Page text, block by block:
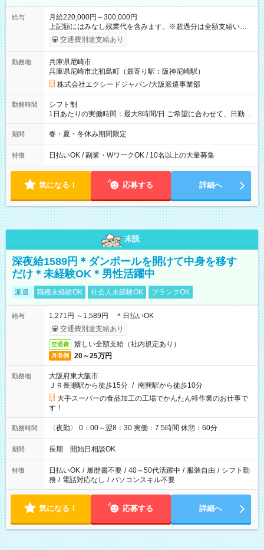
給与
月給220,000円～300,000円
上記額にはみなし残業代を含みます。※超過分は全額支給いたし
ます。 みなし残業代 15,875円 以上／月 みなし残業時間 10時間
／月 【 各種手当 】 ■交通費支給（全額支給） 【 試用期間 】
【試用期間】試用期間あり 試用期間の長さ：2ヶ月 雇用形態、
給与は本採用時と同じです。 ※スムーズな選考のため、お電話
番号のご入力は必須となっております。未記入の場合は応募が
無効となる可能性がございます。
交通費別途支給あり
勤務地
兵庫県尼崎市
兵庫県尼崎市北初島町（最寄り駅：阪神尼崎駅）
株式会社エクシードジャパン/大阪派遣事業部
勤務時間
シフト制
1日あたりの実働時間：最大8時間/日 ご希望に合わせて、日勤・
夜勤のいずれかを選べます！ 日勤：10:00～19:00（実働8時
間・休憩1時間） 夜勤：21:00～6:00 または 22:00～7:00（実働
期間 春・夏・冬休み期間限定
特徴 日払いOK / 副業・WワークOK / 10名以上の大量募集
気になる！ 応募する 詳細へ
未読
深夜給1589円＊ダンボールを開けて中身を移す
だけ＊未経験OK＊男性活躍中
派遣 職種未経験OK 社会人未経験OK ブランクOK
給与
1,271円 ～1,589円 ＊日払いOK
交通費別途支給あり
交通費 嬉しい全額支給（社内規定あり）
月収例 20～25万円
勤務地
大阪府東大阪市
ＪＲ長瀬駅から徒歩15分 / 南巽駅から徒歩10分
大手スーパーの食品加工の工場でかんたん軽作業のお仕事で
す！
勤務時間 〈夜勤〉 0：00～翌8：30 実働：7.5時間 休憩：60分
期間 長期 開始日相談OK
特徴 日払いOK / 履歴書不要 / 40～50代活躍中 / 服装自由 / シフト勤
務 / 電話対応なし / パソコンスキル不要
気になる！ 応募する 詳細へ